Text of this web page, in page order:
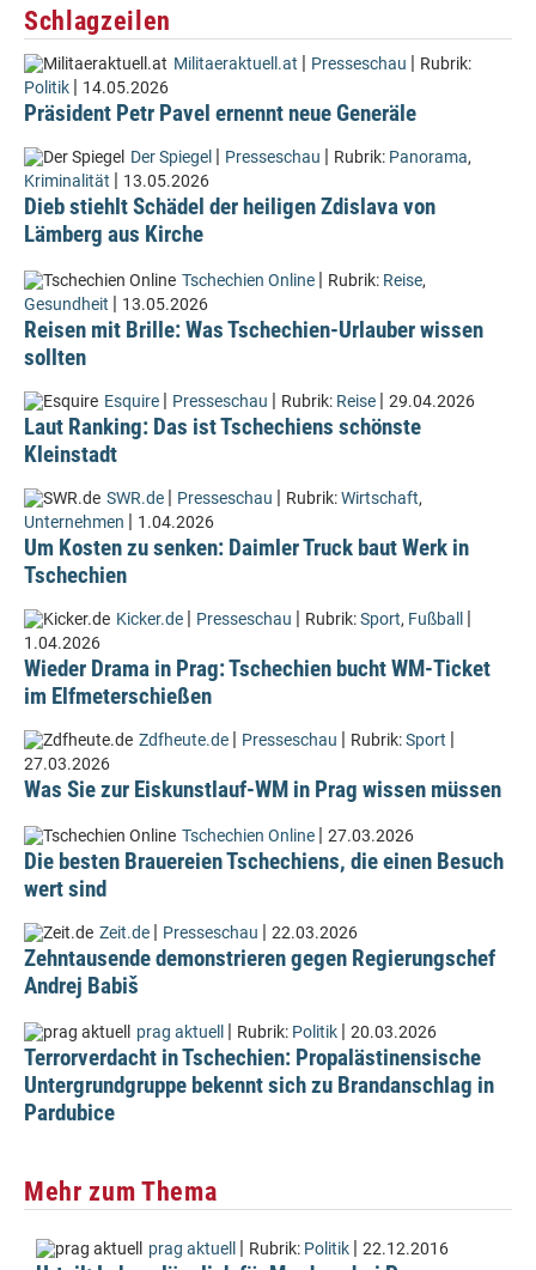
Schlagzeilen
Militaeraktuell.at | Presseschau | Rubrik:
Politik | 14.05.2026
Präsident Petr Pavel ernennt neue Generäle
Der Spiegel | Presseschau | Rubrik: Panorama,
Kriminalität | 13.05.2026
Dieb stiehlt Schädel der heiligen Zdislava von
Lämberg aus Kirche
Tschechien Online | Rubrik: Reise,
Gesundheit | 13.05.2026
Reisen mit Brille: Was Tschechien-Urlauber wissen
sollten
Esquire | Presseschau | Rubrik: Reise | 29.04.2026
Laut Ranking: Das ist Tschechiens schönste
Kleinstadt
SWR.de | Presseschau | Rubrik:Wirtschaft,
Unternehmen | 1.04.2026
Um Kosten zu senken: Daimler Truck baut Werk in
Tschechien
Kicker.de | Presseschau | Rubrik:Sport, Fußball |
1.04.2026
Wieder Drama in Prag: Tschechien bucht WM-Ticket
im Elfmeterschießen
Zdfheute.de | Presseschau | Rubrik:Sport |
27.03.2026
Was Sie zur Eiskunstlauf-WM in Prag wissen müssen
Tschechien Online | 27.03.2026
Die besten Brauereien Tschechiens, die einen Besuch
wert sind
Zeit.de | Presseschau | 22.03.2026
Zehntausende demonstrieren gegen Regierungschef
Andrej Babiš
prag aktuell | Rubrik: Politik | 20.03.2026
Terrorverdacht in Tschechien: Propalästinensische
Untergrundgruppe bekennt sich zu Brandanschlag in
Pardubice
Mehr zum Thema
prag aktuell | Rubrik: Politik | 22.12.2016